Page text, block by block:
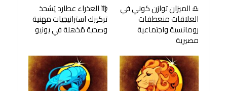
♎ الميزان توازن كوني في
العلاقات منعطفات
رومانسية واجتماعية
مصيرية
♍ العذراء عطارد يَشحذ
تركيزك استراتيجيات مهنية
وصحية مُذهلة في يونيو